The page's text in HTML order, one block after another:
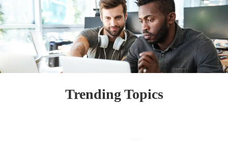
Trending Topics